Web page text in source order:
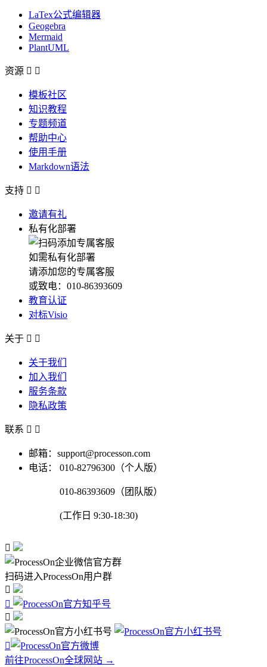
LaTex公式编辑器
Geogebra
Mermaid
PlantUML
资源  
模板社区
知识教程
专题频道
帮助中心
使用手册
Markdown语法
支持  
邀请有礼
私有化部署
如需私有化部署
请添加您的专属客服
或致电：010-86393609
教育认证
对标Visio
关于  
关于我们
加入我们
服务条款
隐私政策
联系  
邮箱：support@processon.com
电话：
010-82796300（个人版）
010-86393609（团队版）
(工作日 9:30-18:30)

扫码进入ProcessOn用户群




前往ProcessOn全球网站 →